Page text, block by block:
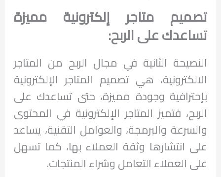
تصميم متاجر إلكترونية مميزة
تساعدك على الربح:
النصيحة الثانية في مجال الربح من المتاجر
الالكترونية، هي تصميم المتاجر الإلكترونية
بإحترافية وجودة مميزة، حتى تساعدك على
الربح، فتميز المتاجر الإلكترونية في المحتوى
والسرعة والبرمجة، والعوامل التقنية، يساعد
على انتشارها وثقة العملاء بها، كما تسهل
على العملاء التعامل وشراء المنتجات.